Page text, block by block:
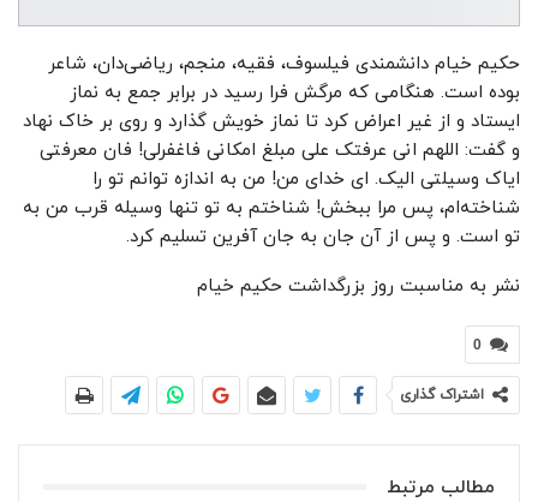
حکیم خیام دانشمندی فیلسوف، فقیه، منجم، ریاضی‌دان، شاعر
بوده است. هنگامی که مرگش فرا رسید در برابر جمع به نماز
ایستاد و از غیر اعراض کرد تا نماز خویش گذارد و روی بر خاک نهاد
و گفت: اللهم انی عرفتک علی مبلغ امکانی فاغفرلی! فان معرفتی
ایاک وسیلتی الیک. ای خدای من! من به اندازه توانم تو را
شناخته‌ام، پس مرا ببخش! شناختم به تو تنها وسیله قرب من به
تو است. و پس از آن جان به جان آفرین تسلیم کرد.
نشر به مناسبت روز بزرگداشت حکیم خیام
0
اشتراک گذاری
مطالب مرتبط